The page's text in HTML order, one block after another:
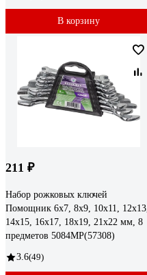
В корзину
211 ₽
Набор рожковых ключей
Помощник 6x7, 8x9, 10x11, 12x13,
14x15, 16x17, 18x19, 21x22 мм, 8
предметов 5084MP(57308)
3.6(49)